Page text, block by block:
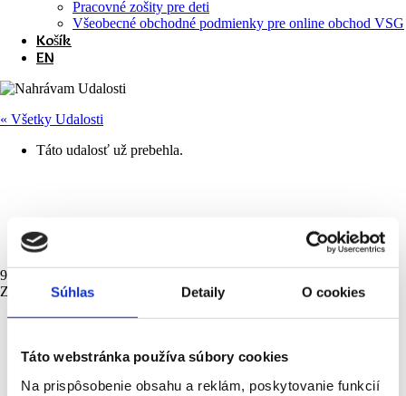
Súhlas Detaily O cookies
Táto webstránka používa súbory cookies
Na prispôsobenie obsahu a reklám, poskytovanie funkcií
Pracovné zošity pre deti
Všeobecné obchodné podmienky pre online obchod VSG
Košík
EN
« Všetky Udalosti
Táto udalosť už prebehla.
zbierky ArtHáz”
9. júla 2024 @ 18:00
Zdarma
«Leto v galérii: inkluzívny tábor pre deti 11—15 r. (kapacita
Letná podvečerná komentovaná prehliadka jasovským